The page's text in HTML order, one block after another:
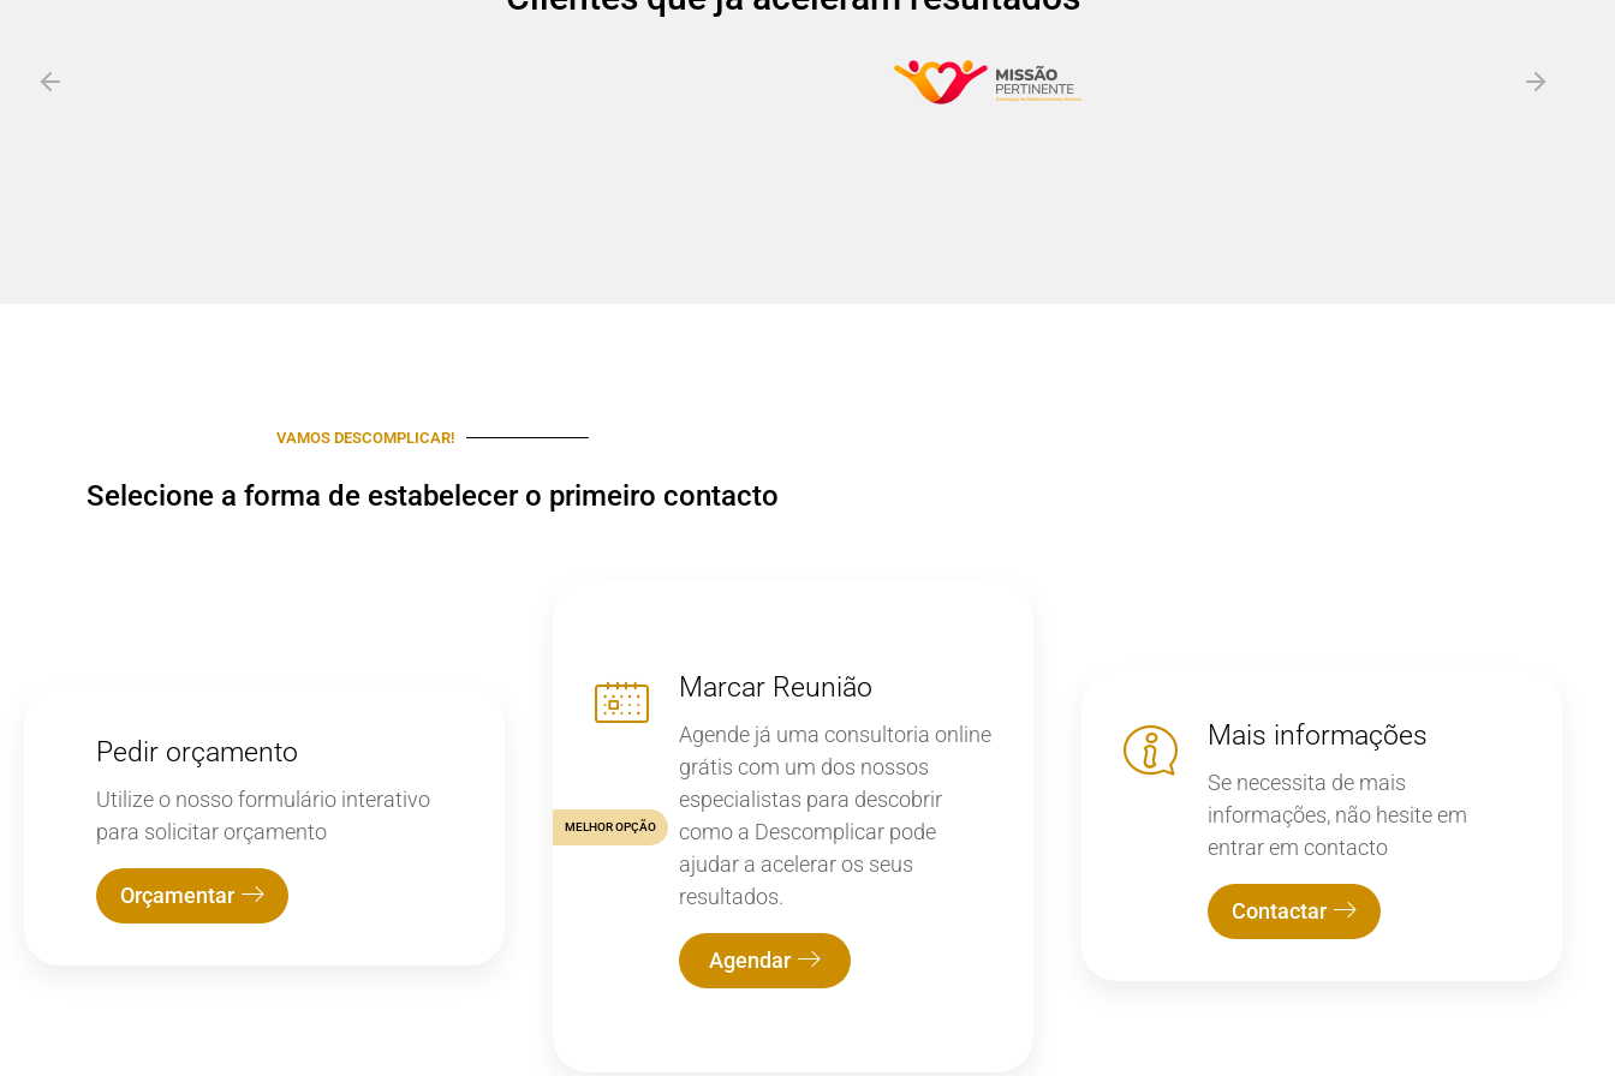
VAMOS DESCOMPLICAR!
Selecione a forma de estabelecer o primeiro contacto
Pedir orçamento
Utilize o nosso formulário interativo
para solicitar orçamento
Orçamentar
Marcar Reunião
Agende já uma consultoria online
grátis com um dos nossos
especialistas para descobrir
como a Descomplicar pode
ajudar a acelerar os seus
resultados.
Agendar
MELHOR OPÇÃO
Mais informações
Se necessita de mais
informações, não hesite em
entrar em contacto
Contactar